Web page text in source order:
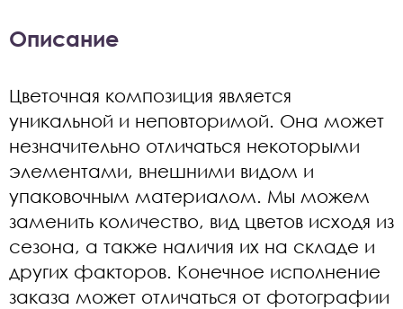
Описание
Цветочная композиция является
уникальной и неповторимой. Она может
незначительно отличаться некоторыми
элементами, внешними видом и
упаковочным материалом. Мы можем
заменить количество, вид цветов исходя из
сезона, а также наличия их на складе и
других факторов. Конечное исполнение
заказа может отличаться от фотографии